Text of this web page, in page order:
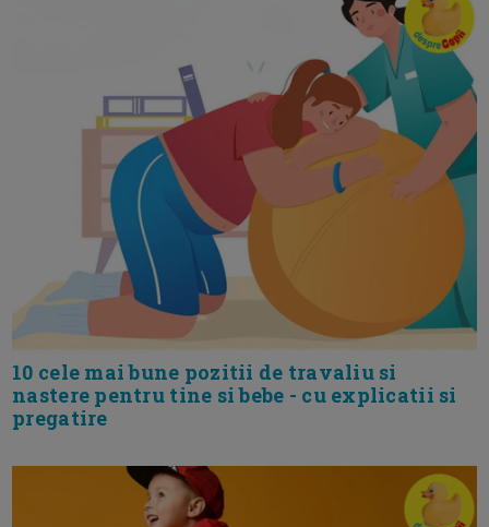
10 cele mai bune pozitii de travaliu si
nastere pentru tine si bebe - cu explicatii si
pregatire